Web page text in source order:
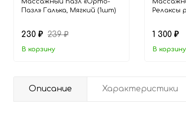
Массажный пазл «Орто-
Пазл» Галька, Мягкий (1шт)
230 ₽ 239₽
В корзину
Релаксы
1 300 ₽
В корзину
Описание Характеристики